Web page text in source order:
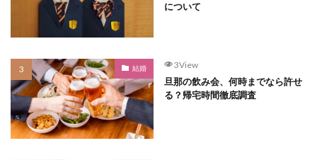
について
結婚 3View
旦那の飲み会、何時までなら許せ
る？帰宅時間徹底調査